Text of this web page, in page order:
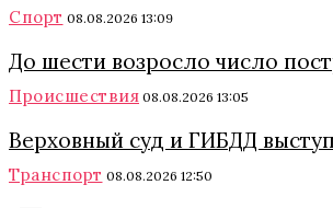
Спорт 08.08.2026 13:09
До шести возросло число
Происшествия 08.08.2026 13:05
Верховный суд и ГИБДД
Транспорт 08.08.2026 12:50